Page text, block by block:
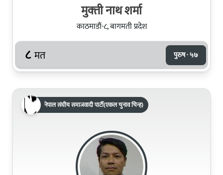
मुक्‍ती नाथ शर्मा
काठमाडौं-८, बागमती प्रदेश
८ मत पुरुष · ५७
नेपाल संघीय समाजवादी पार्टी(एकल चुनाव चिन्ह)